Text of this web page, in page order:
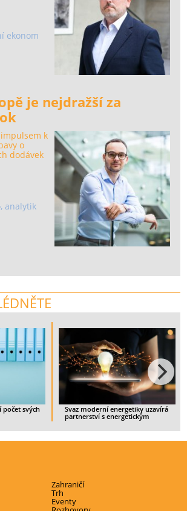
ekonom
je nejdražší za
k
o
dodávek
analytik
počet svých
Svaz moderní energetiky uzavírá
partnerství s energetickým
startupem IQstat
> CELÝ ČLÁNEK
Zahraničí
Trh
Eventy